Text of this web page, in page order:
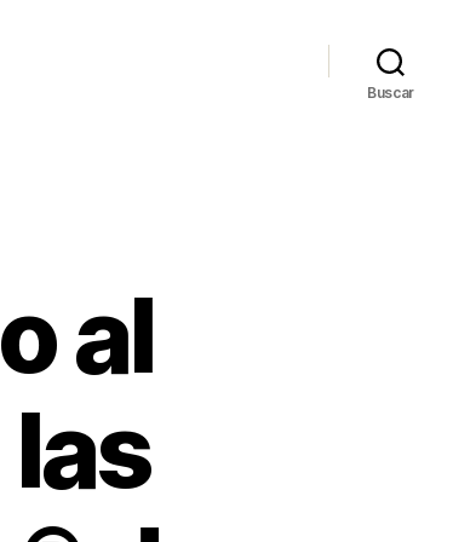
Buscar
al